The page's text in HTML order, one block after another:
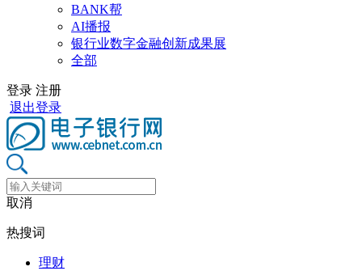
BANK帮
AI播报
银行业数字金融创新成果展
全部
登录 注册
退出登录
取消
热搜词
理财